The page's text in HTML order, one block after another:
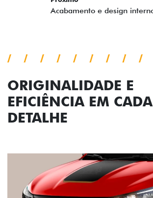
ORIGINALIDADE E
EFICIÊNCIA EM CADA
DETALHE